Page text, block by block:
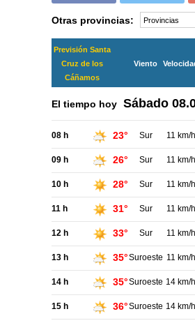
Otras provincias:
Previsión Santa
Cruz de los
Cáñamos
Viento
El tiempo hoy Sábado
08 h 23° Sur 11 km/h
09 h 26° Sur 11 km/h
10 h 28° Sur 11 km/h
11 h 31° Sur 11 km/h
12 h 33° Sur 11 km/h
13 h 35°Suroeste 11 km/h
14 h 35°Suroeste 14 km/h
15 h 36°Suroeste 14 km/h